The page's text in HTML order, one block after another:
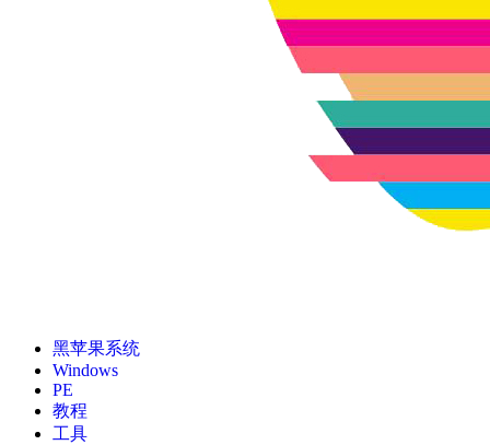
黑苹果系统
Windows
PE
教程
工具